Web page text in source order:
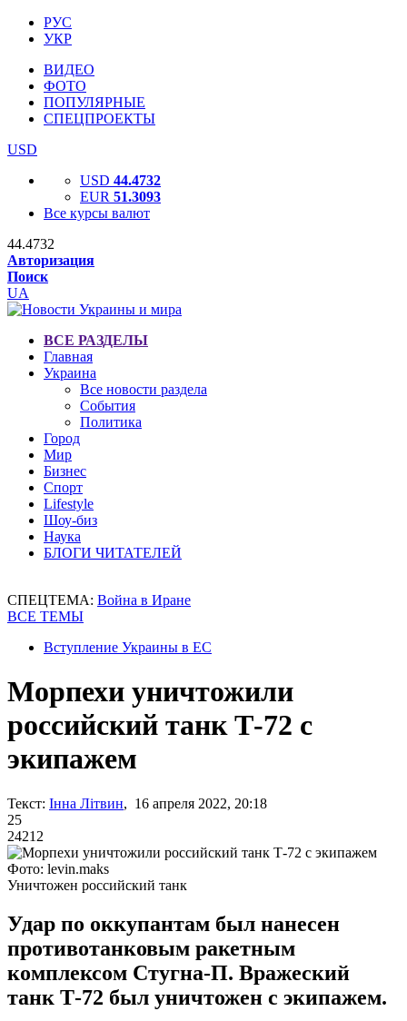
РУС
УКР
ВИДЕО
ФОТО
ПОПУЛЯРНЫЕ
СПЕЦПРОЕКТЫ
USD
USD 44.4732
EUR 51.3093
Все курсы валют
44.4732
Авторизация
Поиск
UA
ВСЕ РАЗДЕЛЫ
Главная
Украина
Все новости раздела
События
Политика
Город
Мир
Бизнес
Спорт
Lifestyle
Шоу-биз
Наука
БЛОГИ ЧИТАТЕЛЕЙ
СПЕЦТЕМА: Война в Иране
ВСЕ ТЕМЫ
Вступление Украины в ЕС
Морпехи уничтожили
российский танк Т-72 с
экипажем
Текст: Інна Літвин, 16 апреля 2022, 20:18
25
24212
Фото: levin.maks
Уничтожен российский танк
Удар по оккупантам был нанесен
противотанковым ракетным
комплексом Стугна-П. Вражеский
танк Т-72 был уничтожен с экипажем.